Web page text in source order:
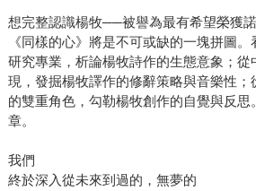
想完整認識楊牧──被譽為最有希望榮獲
《同樣的心》將是不可或缺的一塊拼圖
研究專業，析論楊牧詩作的生態意象；
現，發掘楊牧譯作的修辭策略與音樂性
的雙重角色，勾勒楊牧創作的自覺與反
章。
我們
終於深入從未來到過的，無夢的